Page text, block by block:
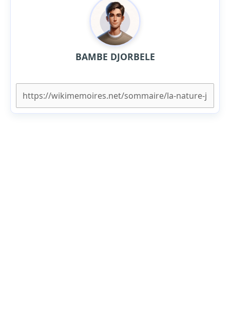
BAMBE DJORBELE